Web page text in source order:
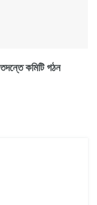
তদন্তে কমিটি গঠন